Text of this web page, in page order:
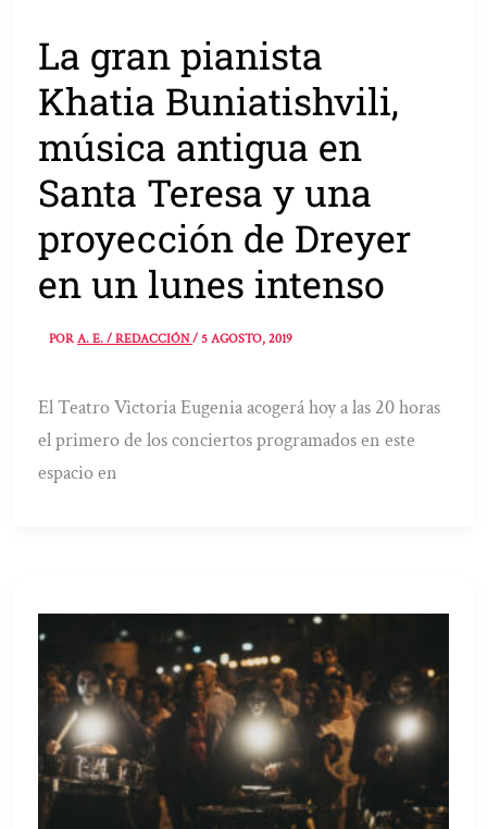
La gran pianista
Khatia Buniatishvili,
música antigua en
Santa Teresa y una
proyección de Dreyer
en un lunes intenso
PORA. E. / REDACCIÓN/5 AGOSTO, 2019
El Teatro Victoria Eugenia acogerá hoy a las 20 horas
el primero de los conciertos programados en este
espacio en